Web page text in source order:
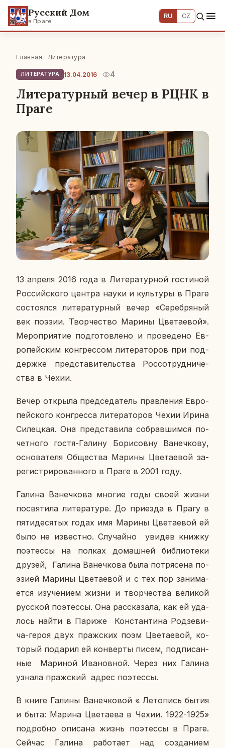
Русский Дом
в Праге
RU CZ
Главная · Литература
ЛИТЕРАТУРА 13.04.2016 4
Литературный вечер в РЦНК в
Праге
13 апреля 2016 года в Ли­те­ра­тур­ной го­сти­ной
Рос­сий­ско­го центра науки и куль­ту­ры в Праге
со­сто­ял­ся ли­те­ра­тур­ный вечер «Се­реб­ря­ный
век поэзии. Твор­че­ство Марины Цве­та­е­вой».
Ме­ро­при­я­тие под­го­тов­ле­но и про­ве­де­но Ев­
ро­пей­ским кон­грес­сом ли­те­ра­то­ров при под­
держ­ке пред­ста­ви­тель­ства Рос­со­труд­ни­че­
ства в Чехии.
Вечер от­кры­ла пред­се­да­тель прав­ле­ния Ев­ро­
пей­ско­го кон­грес­са ли­те­ра­то­ров Чехии Ирина
Си­лец­кая. Она пред­ста­ви­ла со­брав­шим­ся по­
чет­но­го гостя-Галину Бо­ри­сов­ну Ва­неч­ко­ву,
ос­но­ва­те­ля Об­ще­ства Марины Цве­та­е­вой за­
ре­ги­стри­ро­ван­но­го в Праге в 2001 году.
Галина Ва­неч­ко­ва многие годы своей жизни
по­свя­ти­ла ли­те­ра­ту­ре. До при­ез­да в Прагу в
пя­ти­де­ся­тых годах имя Марины Цве­та­е­вой ей
было не из­вест­но. Слу­чай­но увидев книжку
по­этес­сы на полках до­маш­ней биб­лио­те­ки
друзей, Галина Ва­неч­ко­ва была по­тря­се­на по­
э­зи­ей Марины Цве­та­е­вой и с тех пор за­ни­ма­
ет­ся изу­че­ни­ем жизни и твор­че­ства ве­ли­кой
рус­ской по­этес­сы. Она рас­ска­за­ла, как ей уда­
лось найти в Париже Кон­стан­ти­на Ро­дзе­ви­
ча-героя двух праж­ских поэм Цве­та­е­вой, ко­
то­рый по­да­рил ей кон­вер­ты писем, под­пи­сан­
ные Ма­ри­ной Ива­нов­ной. Через них Галина
узнала праж­ский адрес по­этес­сы.
В книге Галины Ва­неч­ко­вой « Ле­то­пись бытия
и быта: Марина Цве­та­е­ва в Чехии. 1922-1925»
по­дроб­но опи­са­на жизнь по­этес­сы в Праге.
Сейчас Галина ра­бо­та­ет над со­зда­ни­ем